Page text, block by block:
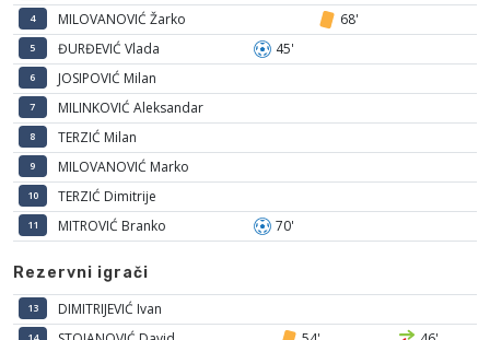
4 MILOVANOVIĆ Žarko 68'
5 ĐURĐEVIĆ Vlada 45'
6 JOSIPOVIĆ Milan
7 MILINKOVIĆ Aleksandar
8 TERZIĆ Milan
9 MILOVANOVIĆ Marko
10 TERZIĆ Dimitrije
11 MITROVIĆ Branko 70'
Rezervni igrači
13 DIMITRIJEVIĆ Ivan